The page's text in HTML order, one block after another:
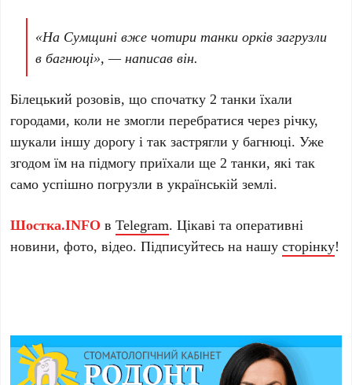
«На Сумщині вже чотири танки орків загрузли
в багнюці», — написав він.
Білецький розовів, що спочатку 2 танки їхали
городами, коли не змогли перебратися через річку,
шукали іншу дорогу і так застрягли у багнюці. Уже
згодом їм на підмогу приїхали ще 2 танки, які так
само успішно погрузли в українській землі.
Шостка.INFO вTelegram. Цікаві та оперативні
новини, фото, відео. Підписуйтесь на нашусторінку!